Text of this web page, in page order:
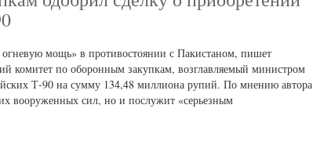
мощь» в противостоянии с Пакистаном, пишет
комитет по оборонным закупкам, возглавляемый министром
Т-90 на сумму 134,48 миллиона рупий. По мнению автора
вооруженных сил, но и послужит «серьезным